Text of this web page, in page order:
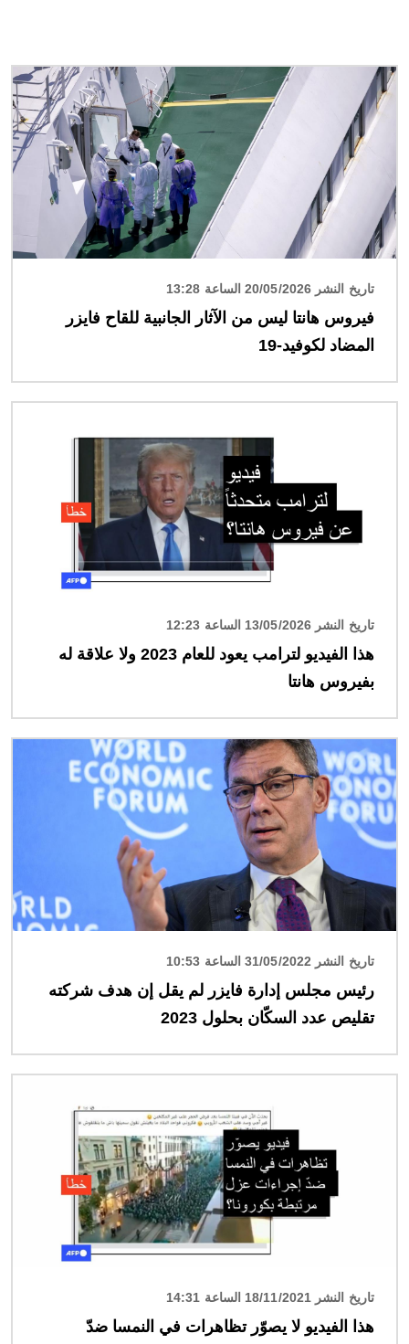
الصورة
تاريخ النشر 20/05/2026 الساعة 13:28
فيروس هانتا ليس من الآثار الجانبية للقاح فايزر
المضاد لكوفيد-19
تاريخ النشر 13/05/2026 الساعة 12:23
هذا الفيديو لترامب يعود للعام 2023 ولا علاقة له
بفيروس هانتا
الصورة
تاريخ النشر 31/05/2022 الساعة 10:53
رئيس مجلس إدارة فايزر لم يقل إن هدف شركته
تقليص عدد السكّان بحلول 2023
تاريخ النشر 18/11/2021 الساعة 14:31
هذا الفيديو لا يصوّر تظاهرات في النمسا ضدّ